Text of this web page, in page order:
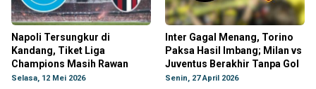
Napoli Tersungkur di
Kandang, Tiket Liga
Champions Masih Rawan
Selasa, 12 Mei 2026
Inter Gagal Menang, Torino
Paksa Hasil Imbang; Milan vs
Juventus Berakhir Tanpa Gol
Senin, 27 April 2026